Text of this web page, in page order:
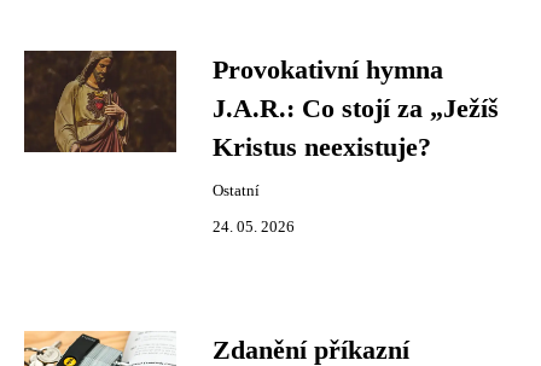
Provokativní hymna
J.A.R.: Co stojí za „Ježíš
Kristus neexistuje?
Ostatní
24. 05. 2026
Zdanění příkazní